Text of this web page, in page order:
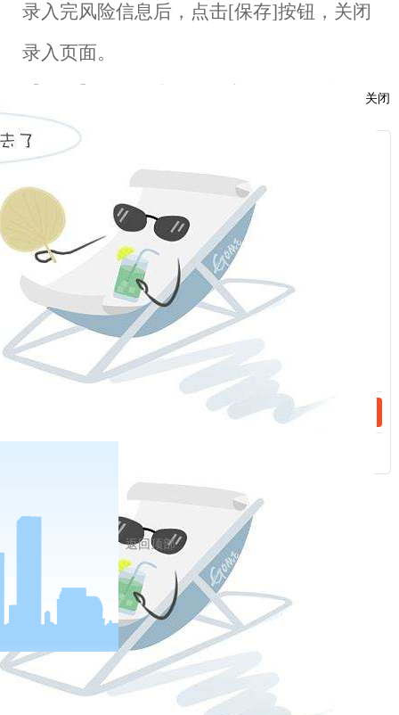
录入完风险信息后，点击[保存]按钮，关闭
录入页面。
【删除】：删除本公司录入的风险信息。
【编辑图片】：上传图片材料，包括立案
通知书（
页）、法院判决或仲裁裁决（
页）、交易结算账单（4页）、开户申请表
（
页）、起诉书（ 10页）、协助执行通知
书（4页）、其他证明材料（ 20
选定照片后，点击
[上传]按钮即可操作成
功。注意照片的大小不超过300k。点击[修
【提交】：将录入的风险信息确认后提交
到协会进行审核。对数据状态为
数据不能进行修改和删除，只能等待协会
审核。
（二）本公司期货投资者信用信息查询
关闭
返回顶部